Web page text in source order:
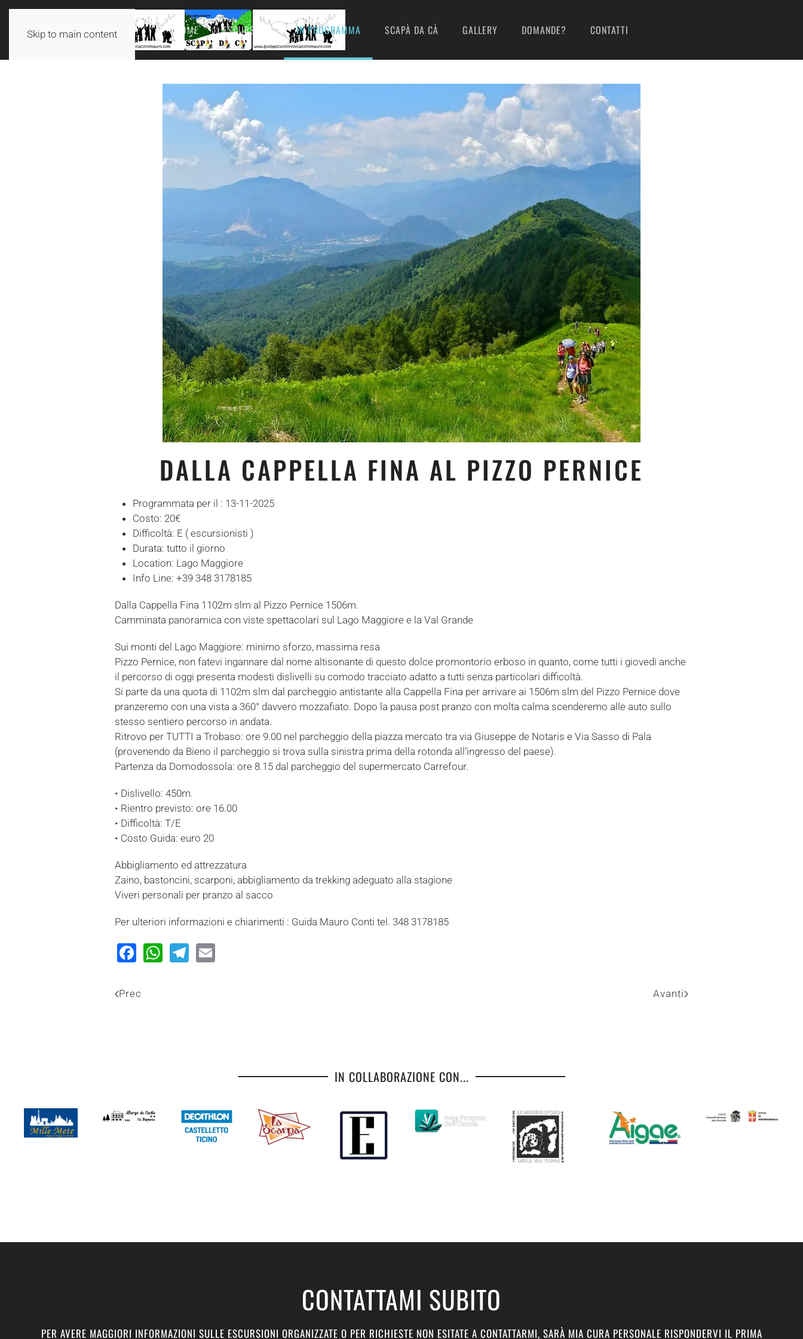
Skip to main content HOME ESCURSIONI IN PROGRAMMA SCAPÀ DA CÀ GALLERY DOMANDE? CONTATTI
DALLA CAPPELLA FINA AL PIZZO PERNICE
Programmata per il : 13-11-2025
Costo: 20€
Difficoltà: E ( escursionisti )
Durata: tutto il giorno
Location: Lago Maggiore
Info Line: +39 348 3178185
Dalla Cappella Fina 1102m slm al Pizzo Pernice 1506m.
Camminata panoramica con viste spettacolari sul Lago Maggiore e la Val Grande
Sui monti del Lago Maggiore: minimo sforzo, massima resa
Pizzo Pernice, non fatevi ingannare dal nome altisonante di questo dolce promontorio erboso in quanto, come tutti i giovedì anche
il percorso di oggi presenta modesti dislivelli su comodo tracciato adatto a tutti senza particolari difficoltà.
Si parte da una quota di 1102m slm dal parcheggio antistante alla Cappella Fina per arrivare ai 1506m slm del Pizzo Pernice dove
pranzeremo con una vista a 360° davvero mozzafiato. Dopo la pausa post pranzo con molta calma scenderemo alle auto sullo
stesso sentiero percorso in andata.
Ritrovo per TUTTI a Trobaso: ore 9.00 nel parcheggio della piazza mercato tra via Giuseppe de Notaris e Via Sasso di Pala
(provenendo da Bieno il parcheggio si trova sulla sinistra prima della rotonda all’ingresso del paese).
Partenza da Domodossola: ore 8.15 dal parcheggio del supermercato Carrefour.
• Dislivello: 450m.
• Rientro previsto: ore 16.00
• Difficoltà: T/E
• Costo Guida: euro 20
Abbigliamento ed attrezzatura
Zaino, bastoncini, scarponi, abbigliamento da trekking adeguato alla stagione
Viveri personali per pranzo al sacco
Per ulteriori informazioni e chiarimenti : Guida Mauro Conti tel. 348 3178185
Facebook
WhatsApp
Telegram
Prec Avanti
IN COLLABORAZIONE CON...
CONTATTAMI SUBITO
PER AVERE MAGGIORI INFORMAZIONI SULLE ESCURSIONI ORGANIZZATE O PER RICHIESTE NON ESITATE A CONTATTARMI, SARÀ MIA CURA PERSONALE RISPONDERVI IL PRIMA